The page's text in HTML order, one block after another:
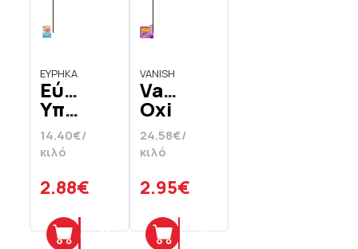
ΕΥΡΗΚΑ
Εύρηκα
Υπερλευκαντικό
Quick
White
50
14.40€/
κιλό
2.88€
Προσθήκη
VANISH
Vanish
Oxi
Action
Ενισχυτικό
4 x
gr
24.58€/
κιλό
2.95€
Προσθήκη